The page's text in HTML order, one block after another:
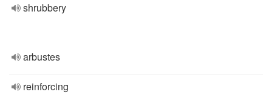
shrubbery
arbustes
reinforcing